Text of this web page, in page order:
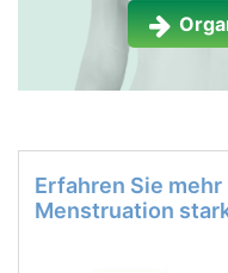
Erfahren Sie
Menstruation